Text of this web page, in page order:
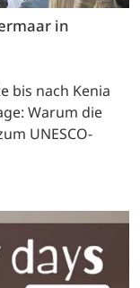
in
bis nach Kenia
Warum die
UNESCO-